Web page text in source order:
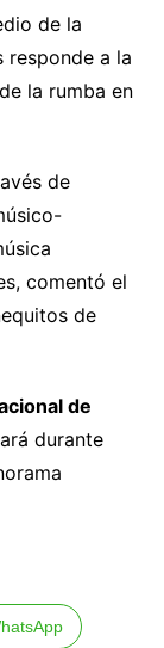
de la
responde a la
la rumba en
de
comentó el
de
de
durante